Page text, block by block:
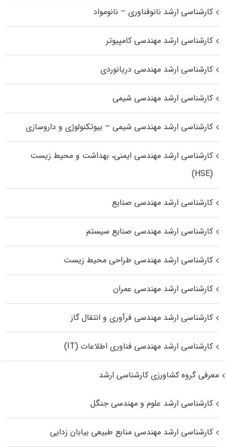
کارشناسی ارشد نانوفناوری – نانومواد
کارشناسی ارشد مهندسی کامپیوتر
کارشناسی ارشد مهندسی دریانوردی
کارشناسی ارشد مهندسی شیمی
کارشناسی ارشد مهندسی شیمی – بیوتکنولوژی و داروسازی
کارشناسی ارشد مهندسی ایمنی، بهداشت و محیط زیست
(HSE)
کارشناسی ارشد مهندسی صنایع
کارشناسی ارشد مهندسی صنایع سیستم
کارشناسی ارشد مهندسی طراحی محیط زیست
کارشناسی ارشد مهندسی عمران
کارشناسی ارشد مهندسی فرآوری و انتقال گاز
کارشناسی ارشد مهندسی فناوری اطلاعات (IT)
معرفی گروه کشاورزی کارشناسی ارشد
کارشناسی ارشد علوم و مهندسی جنگل
کارشناسی ارشد مهندسی منابع طبیعی بیابان زدایی